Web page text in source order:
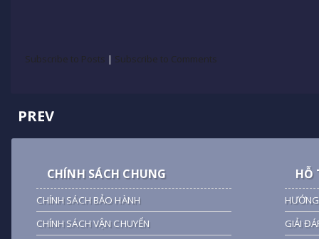
Subscribe to Posts | Subscribe to Comments
PREV
CHÍNH SÁCH CHUNG
CHÍNH SÁCH BẢO HÀNH
CHÍNH SÁCH VẬN CHUYỂN
HỖ
GIẢI